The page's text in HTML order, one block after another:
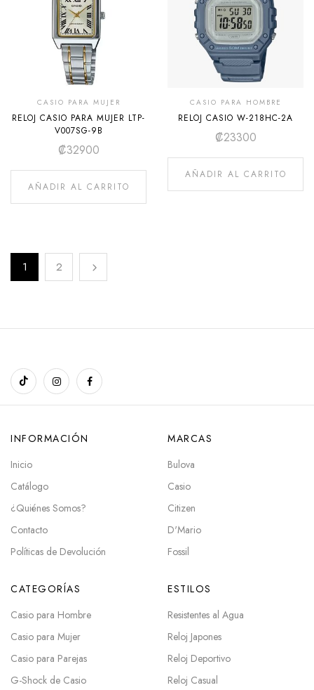
CASIO PARA MUJER
RELOJ CASIO PARA MUJER LTP-
V007SG-9B
₡32900
AÑADIR AL CARRITO
CASIO PARA HOMBRE
RELOJ CASIO W-218HC-2A
₡23300
AÑADIR AL CARRITO
1 2
INFORMACIÓN
Inicio
Catálogo
¿Quiénes Somos?
Contacto
Políticas de Devolución
MARCAS
Bulova
Casio
Citizen
D'Mario
Fossil
CATEGORÍAS
Casio para Hombre
Casio para Mujer
Casio para Parejas
G-Shock de Casio
ESTILOS
Resistentes al Agua
Reloj Japones
Reloj Deportivo
Reloj Casual